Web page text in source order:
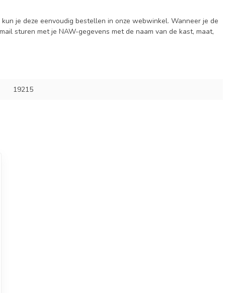
je deze eenvoudig bestellen in onze webwinkel. Wanneer je de
sturen met je NAW-gegevens met de naam van de kast, maat,
19215